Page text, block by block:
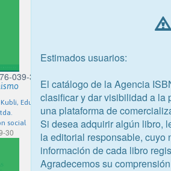
039-3
Eduardo
social
30
Estimados usuarios:
El catálogo de la Agencia
clasificar y dar visibilidad a la
una plataforma de
Si desea adquirir algún libro,
la editorial responsable, cuyo
información de cada libro
Agradecemos su